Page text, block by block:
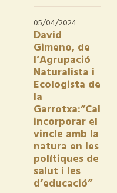
05/04/2024
David
Gimeno, de
l’Agrupació
Naturalista i
Ecologista de
la
Garrotxa:”Cal
incorporar el
vincle amb la
natura en les
polítiques de
salut i les
d’educació”